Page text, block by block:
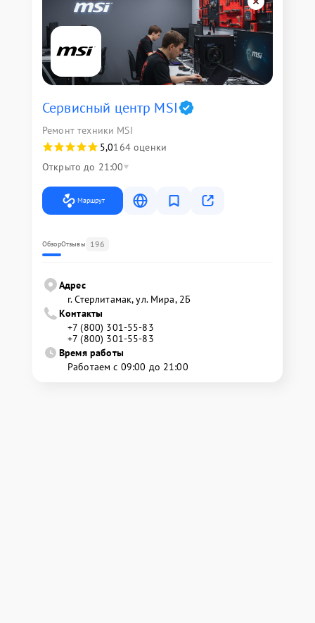
Сервисный центр MSI
Ремонт техники MSI
5,0164 оценки
Открыто до 21:00
Маршрут
ОбзорОтзывы 196
Адрес
г. Стерлитамак, ул. Мира, 2Б
Контакты
+7 (800) 301-55-83
+7 (800) 301-55-83
Время работы
Работаем с 09:00 до 21:00